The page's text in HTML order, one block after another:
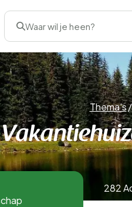
Waar wil je heen?
Thema's/
282